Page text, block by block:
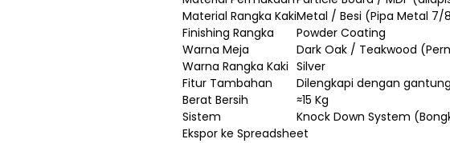
Material Rangka KakiMetal / Besi (Pipa Metal 7/
Finishing Rangka
Powder Coating
Warna Meja
Dark Oak / Teakwood
Warna Rangka Kaki Silver
Fitur Tambahan
Dilengkapi dengan
Berat Bersih
≈15 Kg
Sistem
Knock Down System
Ekspor ke Spreadsheet